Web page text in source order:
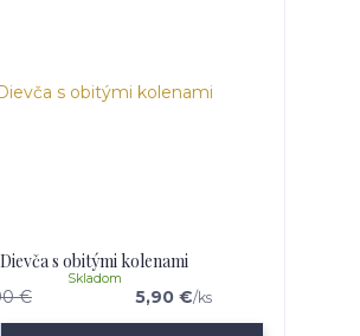
Dievča s obitými kolenami
€ 5,90 €/ks
Skladom